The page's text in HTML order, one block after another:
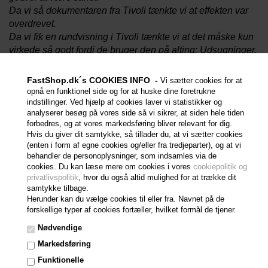
FastShop.dk´s COOKIES INFO - Vi sætter cookies for at
opnå en funktionel side og for at huske dine foretrukne
indstillinger. Ved hjælp af cookies laver vi statistikker og
analyserer besøg på vores side så vi sikrer, at siden hele tiden
forbedres, og at vores markedsføring bliver relevant for dig.
Hvis du giver dit samtykke, så tillader du, at vi sætter cookies
(enten i form af egne cookies og/eller fra tredjeparter), og at vi
behandler de personoplysninger, som indsamles via de
cookies. Du kan læse mere om cookies i vores cookiepolitik og
privatlivspolitik, hvor du også altid mulighed for at trække dit
samtykke tilbage.
Herunder kan du vælge cookies til eller fra. Navnet på de
forskellige typer af cookies fortæller, hvilket formål de tjener.
Nødvendige
Markedsføring
Funktionelle
Da vi så dokumentaren fra Tivoli tænkte vi at effekten var
overdrevet.
Da vi fik en rundvisning i Tivoli tænkte vi at det måske kun
virkede så godt fordi de bruger den på alting: Udsugninger,
Så vi besluttede os for selv at teste Power Packen i en
udvalgt travlt restaurant i 4 måneder.
Vi installerede Power Packen (PP) på en emhætte under
en stor båndsteger, samt på emhætten over friturerne, på
Jensens Bøfhus i Randers. Vi valgte netop her fordi
køkkenchefen er en tidligere mangeårig kollega som
Andreas der var ansvarlig for testen stadig har jævnlig
kontakt med. Dermed kunne vi sikre en pålidelig feedback
fra en betroet tester.
Før testen brugte personalet 1 time om ugen på rengøring
af emhætten. (En kok mødte ind 1 time tidligere én dag om
testen udskød køkkenchefen rengøring mere og mere og til
sidst gik der en hel måned mellem emhætten blev rengjort.
Selv med en måneds mellemrum var emhætten lige til at